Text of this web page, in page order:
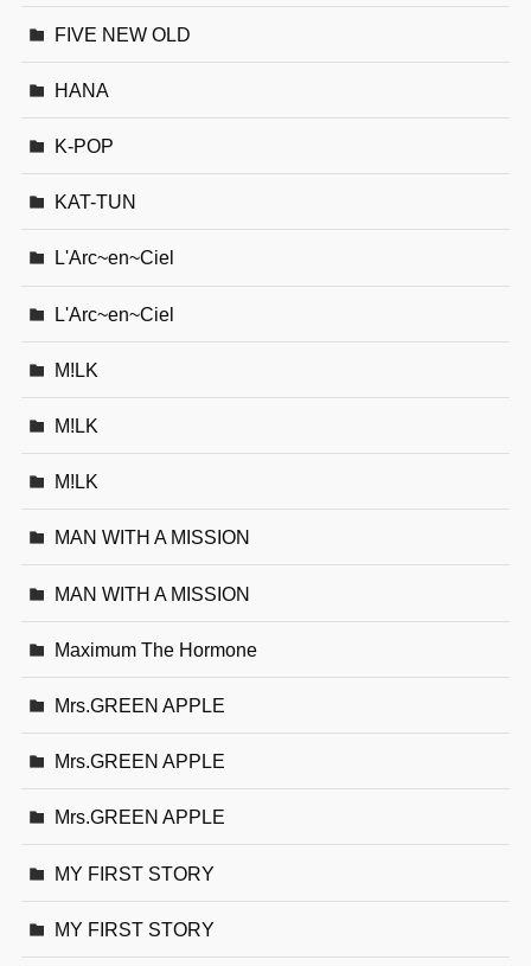
FIVE NEW OLD
HANA
K-POP
KAT-TUN
L'Arc~en~Ciel
L'Arc~en~Ciel
M!LK
M!LK
M!LK
MAN WITH A MISSION
MAN WITH A MISSION
Maximum The Hormone
Mrs.GREEN APPLE
Mrs.GREEN APPLE
Mrs.GREEN APPLE
MY FIRST STORY
MY FIRST STORY